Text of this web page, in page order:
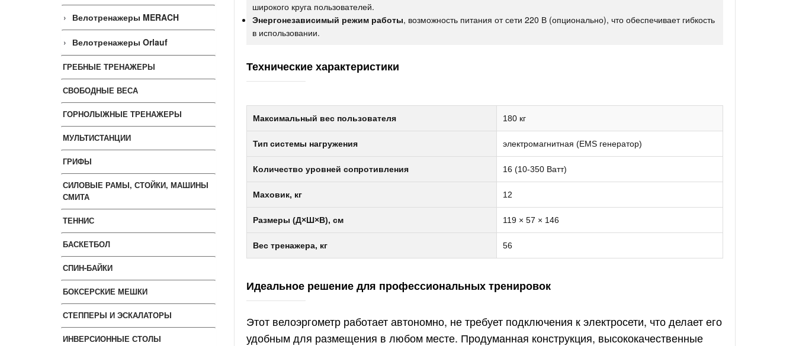
Велотренажеры MERACH
Велотренажеры Orlauf
ГРЕБНЫЕ ТРЕНАЖЕРЫ
СВОБОДНЫЕ ВЕСА
ГОРНОЛЫЖНЫЕ ТРЕНАЖЕРЫ
МУЛЬТИСТАНЦИИ
ГРИФЫ
СИЛОВЫЕ РАМЫ, СТОЙКИ, МАШИНЫ
СМИТА
ТЕННИС
БАСКЕТБОЛ
СПИН-БАЙКИ
БОКСЕРСКИЕ МЕШКИ
СТЕППЕРЫ И ЭСКАЛАТОРЫ
ИНВЕРСИОННЫЕ СТОЛЫ
широкого круга пользователей.
Энергонезависимый режим работы, возможность питания от сети 220 В (опционально), что обеспечивает гибкость
в использовании.
Технические характеристики
Максимальный вес пользователя 180 кг
Тип системы нагружения электромагнитная (EMS генератор)
Количество уровней сопротивления 16 (10-350 Ватт)
Маховик, кг 12
Размеры (Д×Ш×В), см 119 × 57 × 146
Вес тренажера, кг 56
Идеальное решение для профессиональных тренировок
Этот велоэргометр работает автономно, не требует подключения к электросети, что делает его
удобным для размещения в любом месте. Продуманная конструкция, высококачественные